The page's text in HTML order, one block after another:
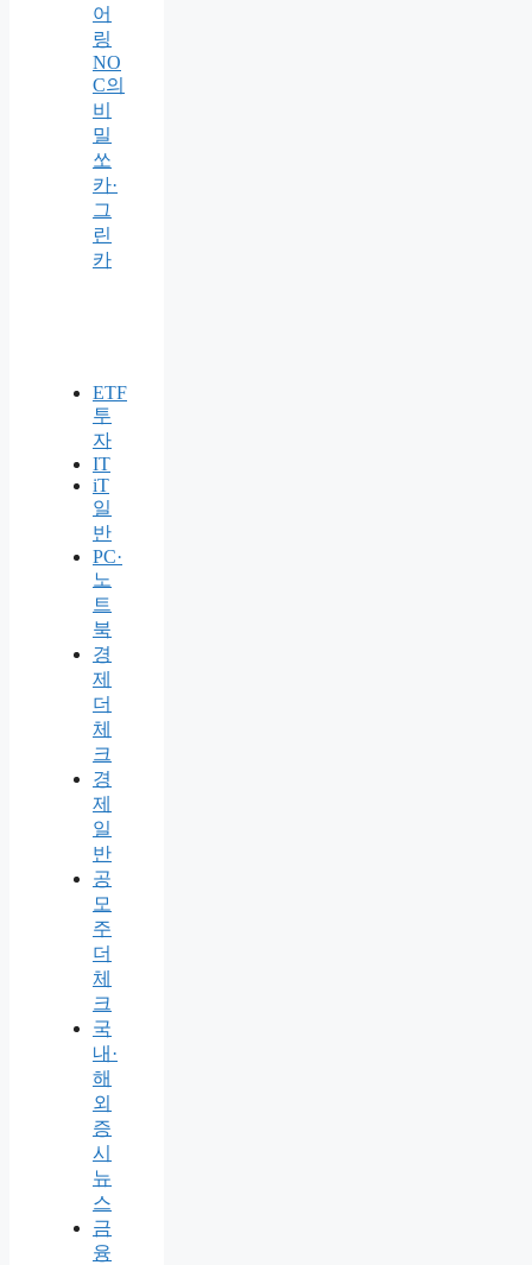
어
링
NO
C의
비
밀
쏘
카·
그
린
카
ETF
투
자
IT
iT
일
반
PC·
노
트
북
경
제
더
체
크
경
제
일
반
공
모
주
더
체
크
국
내·
해
외
증
시
뉴
스
금
융